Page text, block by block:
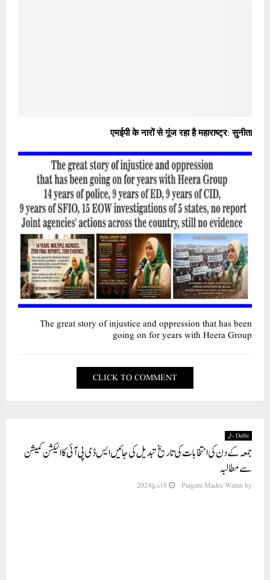
एमईपी के नारों से गूंज रहा है महाराष्ट्र: सुनीता
The great story of injustice and oppression that has been
going on for years with Heera Group
CLICK TO COMMENT
Delhi دہلی
جمعہ کے دن کی انتخابات کی تاریخ تبدیل کی جائیں ایس ڈی پی آئی کا الیکشن کمیشن
سے مطالبہ
by
Paigam Madre Watan 18 مارچ 2024